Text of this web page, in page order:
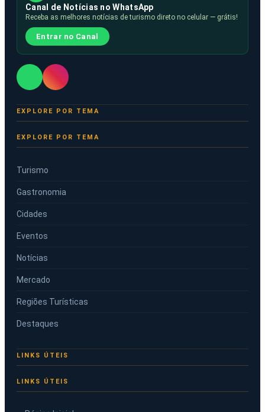
Canal de Notícias no WhatsApp
Receba as melhores notícias de turismo direto no celular — grátis!
Entrar no Canal
EXPLORE POR TEMA
Turismo
Gastronomia
Cidades
Eventos
Notícias
Mercado
Regiões Turísticas
Destaques
LINKS ÚTEIS